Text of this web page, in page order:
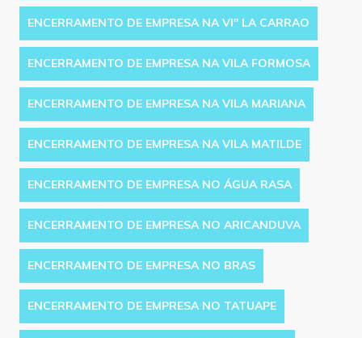
ENCERRAMENTO DE EMPRESA NA VI'' LA CARRAO
ENCERRAMENTO DE EMPRESA NA VILA FORMOSA
ENCERRAMENTO DE EMPRESA NA VILA MARIANA
ENCERRAMENTO DE EMPRESA NA VILA MATILDE
ENCERRAMENTO DE EMPRESA NO ÁGUA RASA
ENCERRAMENTO DE EMPRESA NO ARICANDUVA
ENCERRAMENTO DE EMPRESA NO BRAS
ENCERRAMENTO DE EMPRESA NO TATUAPE